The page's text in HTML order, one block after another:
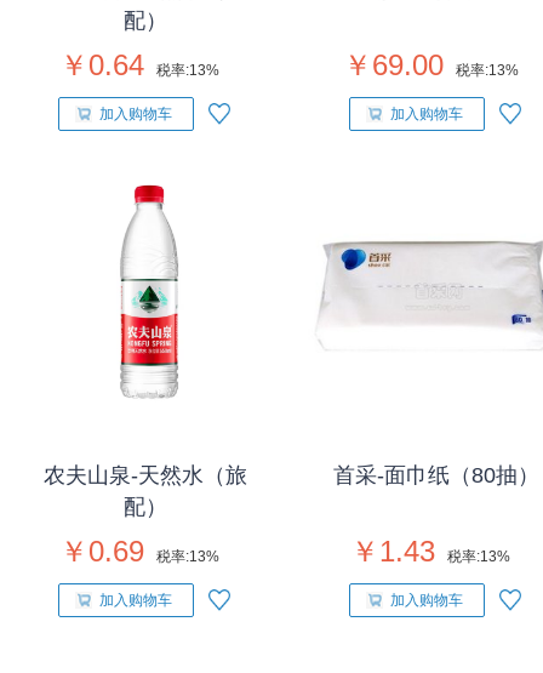
配）
￥0.64 税率:13%
加入购物车
￥69.00 税率:13%
加入购物车
农夫山泉-天然水（旅
配）
￥0.69 税率:13%
加入购物车
首采-面巾纸（80抽）
￥1.43 税率:13%
加入购物车